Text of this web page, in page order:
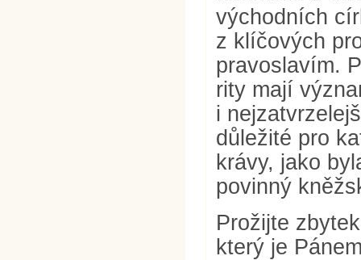
východních
z klíčových
pravoslavím.
rity mají
i
důležité pro
krávy, jako
povinný
Prožijte
který je